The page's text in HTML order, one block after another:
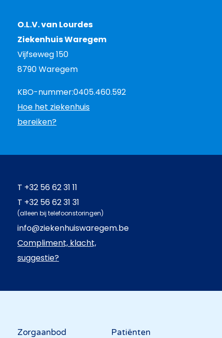
O.L.V. van Lourdes
Ziekenhuis Waregem
Vijfseweg 150
8790 Waregem
KBO-nummer:0405.460.592
Hoe het ziekenhuis
bereiken?
T +32 56 62 31 11
T +32 56 62 31 31
(alleen bij telefoonstoringen)
info@ziekenhuiswaregem.be
Compliment, klacht,
suggestie?
Hoofdnavigatie
Zorgaanbod Patiënten